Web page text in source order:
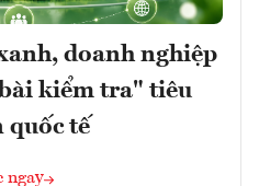
doanh nghiệp
kiểm tra" tiêu
quốc tế
ngay